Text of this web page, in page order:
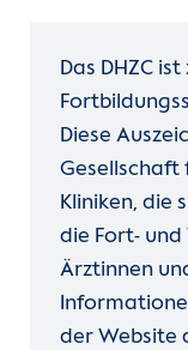
Das DHZC
Diese
Gesellschaft
Kliniken, die
die Fort-
Ärztinnen
der Website